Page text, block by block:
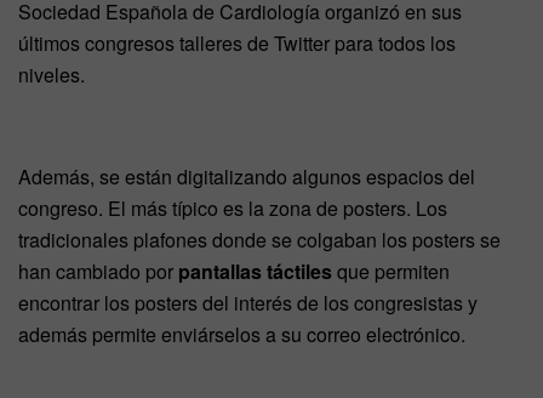
Sociedad Española de Cardiología organizó en sus
últimos congresos talleres de Twitter para todos los
niveles.
Además, se están digitalizando algunos espacios del
congreso. El más típico es la zona de posters. Los
tradicionales plafones donde se colgaban los posters se
han cambiado por pantallas táctiles que permiten
encontrar los posters del interés de los congresistas y
además permite enviárselos a su correo electrónico.